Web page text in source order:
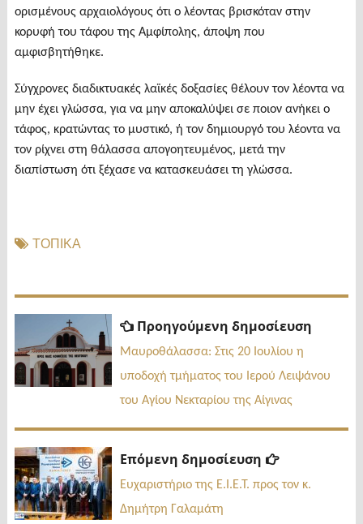
ορισμένους αρχαιολόγους ότι ο λέοντας βρισκόταν στην
κορυφή του τάφου της Αμφίπολης, άποψη που
αμφισβητήθηκε.
Σύγχρονες διαδικτυακές λαϊκές δοξασίες θέλουν τον λέοντα να
μην έχει γλώσσα, για να μην αποκαλύψει σε ποιον ανήκει ο
τάφος, κρατώντας το μυστικό, ή τον δημιουργό του λέοντα να
τον ρίχνει στη θάλασσα απογοητευμένος, μετά την
διαπίστωση ότι ξέχασε να κατασκευάσει τη γλώσσα.
ΤΟΠΙΚΑ
Πλοήγηση
άρθρων
Προηγούμενη δημοσίευση
Μαυροθάλασσα: Στις 20 Ιουλίου η
υποδοχή τμήματος του Ιερού Λειψάνου
του Αγίου Νεκταρίου της Αίγινας
Επόμενη δημοσίευση
Επόμενη
Ευχαριστήριο της Ε.Ι.Ε.Τ. προς τον κ.
Δημήτρη Γαλαμάτη